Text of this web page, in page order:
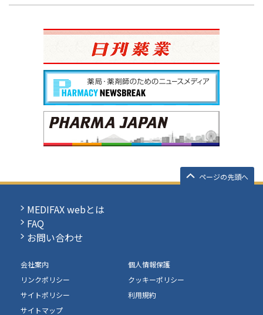
ページの先頭へ
MEDIFAX webとは
FAQ
お問い合わせ
会社案内
個人情報保護
リンクポリシー
クッキーポリシー
サイトポリシー
利用規約
サイトマップ